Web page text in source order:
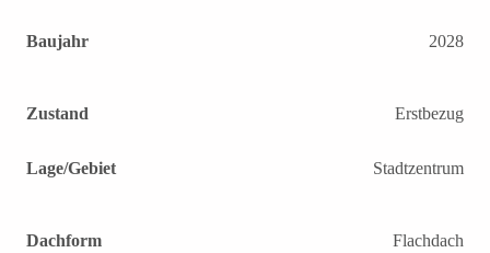
Baujahr 2028
Zustand Erstbezug
Lage/Gebiet Stadtzentrum
Dachform Flachdach